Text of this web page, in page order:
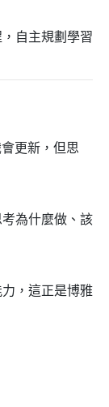
自主規劃學習
更新，但思
為什麼做、該
，這正是博雅